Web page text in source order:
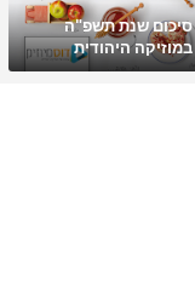
סיכום שנת תשפ"ה
במוזיקה היהודית